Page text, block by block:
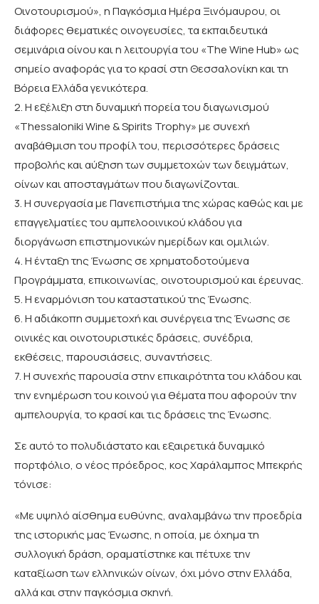
Οινοτουρισμού», η Παγκόσμια Ημέρα Ξινόμαυρου, οι
διάφορες θεματικές οινογευσίες, τα εκπαιδευτικά
σεμινάρια οίνου και η λειτουργία του «The Wine Hub» ως
σημείο αναφοράς για το κρασί στη Θεσσαλονίκη και τη
Βόρεια Ελλάδα γενικότερα.
2. Η εξέλιξη στη δυναμική πορεία του διαγωνισμού
«Thessaloniki Wine & Spirits Trophy» με συνεχή
αναβάθμιση του προφίλ του, περισσότερες δράσεις
προβολής και αύξηση των συμμετοχών των δειγμάτων,
οίνων και αποσταγμάτων που διαγωνίζονται.
3. Η συνεργασία με Πανεπιστήμια της χώρας καθώς και με
επαγγελματίες του αμπελοοινικού κλάδου για
διοργάνωση επιστημονικών ημερίδων και ομιλιών.
4. Η ένταξη της Ένωσης σε χρηματοδοτούμενα
Προγράμματα, επικοινωνίας, οινοτουρισμού και έρευνας.
5. Η εναρμόνιση του καταστατικού της Ένωσης.
6. Η αδιάκοπη συμμετοχή και συνέργεια της Ένωσης σε
οινικές και οινοτουριστικές δράσεις, συνέδρια,
εκθέσεις, παρουσιάσεις, συναντήσεις.
7. Η συνεχής παρουσία στην επικαιρότητα του κλάδου και
την ενημέρωση του κοινού για θέματα που αφορούν την
αμπελουργία, το κρασί και τις δράσεις της Ένωσης.
Σε αυτό το πολυδιάστατο και εξαιρετικά δυναμικό
πορτφόλιο, ο νέος πρόεδρος, κος Χαράλαμπος Μπεκρής
τόνισε:
«Με υψηλό αίσθημα ευθύνης, αναλαμβάνω την προεδρία
της ιστορικής μας Ένωσης, η οποία, με όχημα τη
συλλογική δράση, οραματίστηκε και πέτυχε την
καταξίωση των ελληνικών οίνων, όχι μόνο στην Ελλάδα,
αλλά και στην παγκόσμια σκηνή.